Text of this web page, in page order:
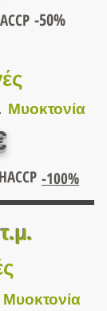
-50%
Μυοκτονία
-100%
HACCP
Μυοκτονία